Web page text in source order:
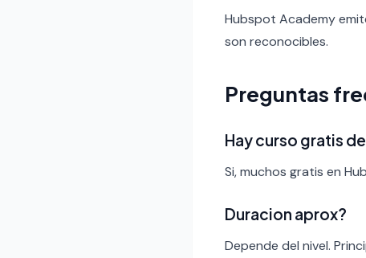
Hubspot Academy
son reconocibles.
Preguntas
Hay curso gratis
Si, muchos gratis en
Duracion aprox?
Depende del nivel.